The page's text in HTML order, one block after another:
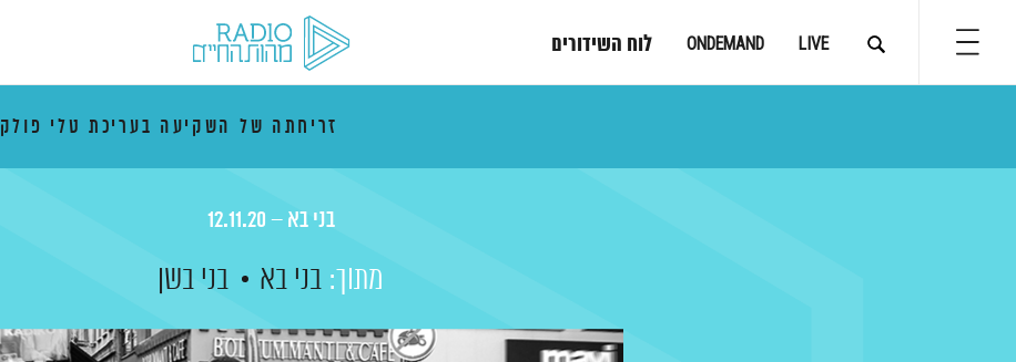
LIVE
ONDEMAND לוח השידורים
זריחתה של השקיעה בעריכת טלי פולק
בני בא – 12.11.20
מתוך: בני בא בני בשן